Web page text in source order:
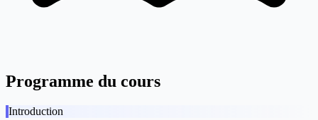
Programme du cours
Introduction